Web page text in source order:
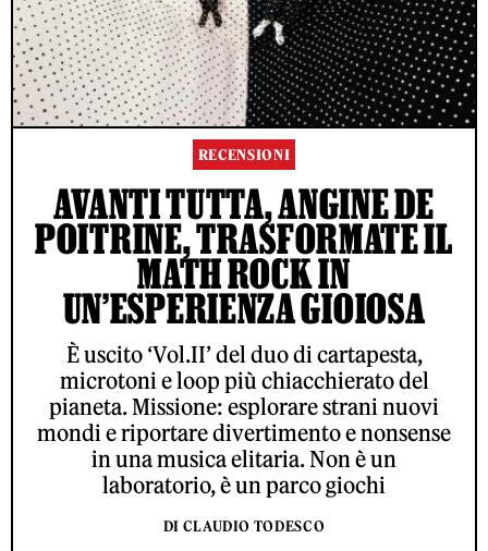
RECENSIONI
AVANTI TUTTA, ANGINE DE
POITRINE, TRASFORMATE IL
MATH ROCK IN
UN’ESPERIENZA GIOIOSA
È uscito ‘Vol.II’ del duo di cartapesta,
microtoni e loop più chiacchierato del
pianeta. Missione: esplorare strani nuovi
mondi e riportare divertimento e nonsense
in una musica elitaria. Non è un
laboratorio, è un parco giochi
DI CLAUDIO TODESCO